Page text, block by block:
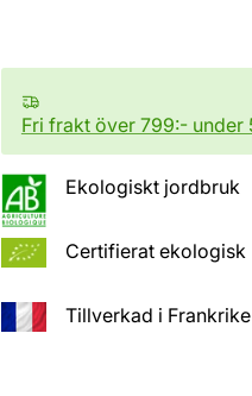
Fri frakt över 799:- under
Ekologiskt jordbruk
Certifierat ekologisk
Tillverkad i Frankrike